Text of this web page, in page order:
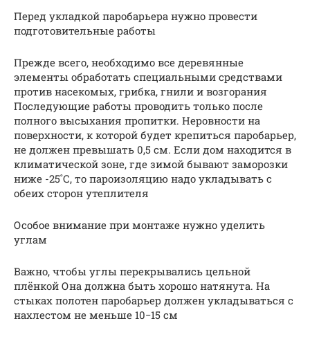
Перед укладкой паробарьера нужно провести
подготовительные работы
Прежде всего, необходимо все деревянные
элементы обработать специальными средствами
против насекомых, грибка, гнили и возгорания
Последующие работы проводить только после
полного высыхания пропитки. Неровности на
поверхности, к которой будет крепиться паробарьер,
не должен превышать 0,5 см. Если дом находится в
климатической зоне, где зимой бывают заморозки
ниже -25˚С, то пароизоляцию надо укладывать с
обеих сторон утеплителя
Особое внимание при монтаже нужно уделить
углам
Важно, чтобы углы перекрывались цельной
плёнкой Она должна быть хорошо натянута. На
стыках полотен паробарьер должен укладываться с
нахлестом не меньше 10−15 см